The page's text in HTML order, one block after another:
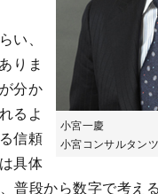
小宮一慶
小宮コンサルタン
、
りま
分か
るよ
信頼
具体
普段から数字で考え